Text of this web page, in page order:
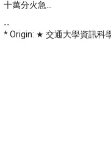
十萬分火急...
--
* Origin: ★ 交通大學資訊科